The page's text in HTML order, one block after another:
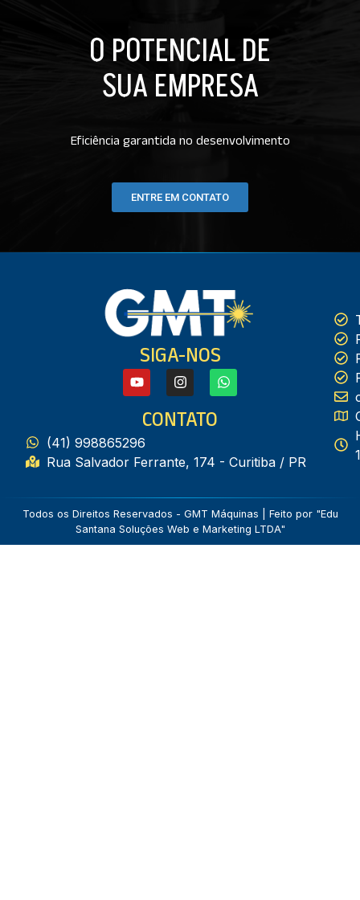
O POTENCIAL DE
SUA EMPRESA
Eficiência garantida no desenvolvimento
ENTRE EM CONTATO
SIGA-NOS
CONTATO
(41) 998865296
Rua Salvador Ferrante, 174 - Curitiba / PR
Todos os Direitos Reservados - GMT Máquinas | Feito por "Edu
Santana Soluções Web e Marketing LTDA"